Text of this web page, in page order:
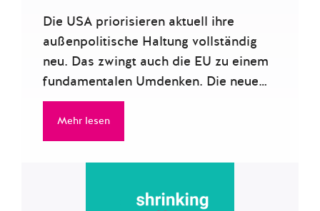
Die USA priorisieren aktuell ihre
außenpolitische Haltung vollständig
neu. Das zwingt auch die EU zu einem
fundamentalen Umdenken. Die neue…
Mehr lesen